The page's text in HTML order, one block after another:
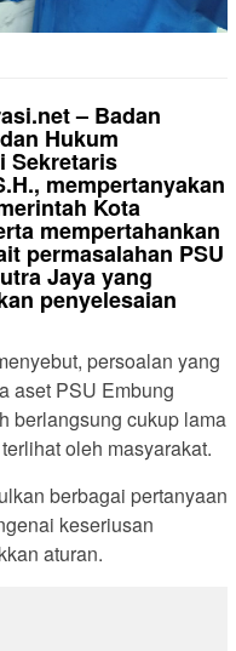
– Badan
Hukum
Sekretaris
mempertanyakan
Kota
mempertahankan
permasalahan PSU
Jaya yang
penyelesaian
persoalan yang
aset PSU Embung
berlangsung cukup lama
oleh masyarakat.
berbagai pertanyaan
keseriusan
aturan.